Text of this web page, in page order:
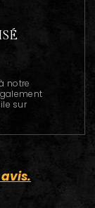
notre
sur